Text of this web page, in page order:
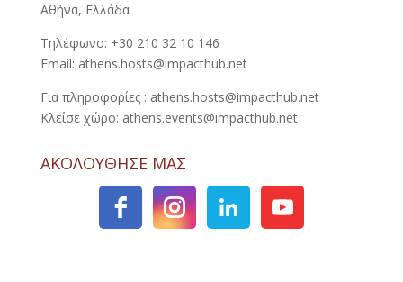
Αθήνα, Ελλάδα
Τηλέφωνο: +30 210 32 10 146
Email: athens.hosts@impacthub.net
Για πληροφορίες : athens.hosts@impacthub.net
Κλείσε χώρο: athens.events@impacthub.net
ΑΚΟΛΟΥΘΗΣΕ ΜΑΣ